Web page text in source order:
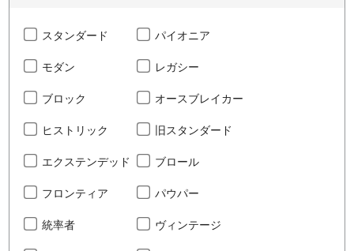
スタンダード パイオニア
モダン レガシー
ブロック オースブレイカー
ヒストリック 旧スタンダード
エクステンデッド ブロール
フロンティア パウパー
統率者 ヴィンテージ